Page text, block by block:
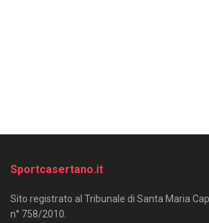
Sportcasertano.it
Sito registrato al Tribunale di Santa Maria
n° 758/2010.